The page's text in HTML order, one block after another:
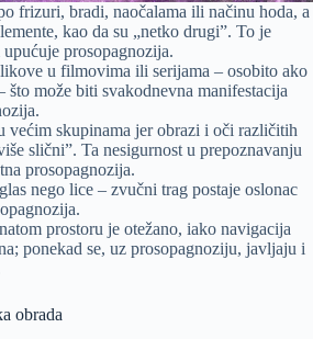
frizuri, bradi, naočalama ili načinu hoda, a
kao da su „netko drugi”. To je
prosopagnozija.
u filmovima ili serijama – osobito ako
što može biti svakodnevna manifestacija
većim skupinama jer obrazi i oči različitih
slični”. Ta nesigurnost u prepoznavanju
prosopagnozija.
nego lice – zvučni trag postaje oslonac
prostoru je otežano, iako navigacija
ponekad se, uz prosopagnoziju, javljaju i
obrada